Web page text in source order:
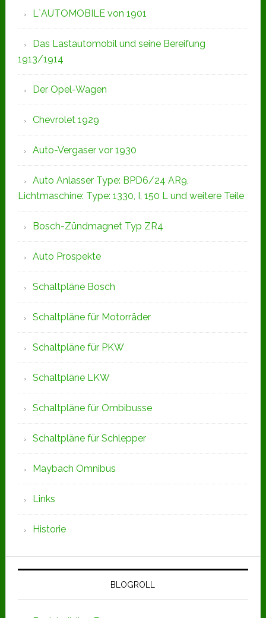
L`AUTOMOBILE von 1901
Das Lastautomobil und seine Bereifung
1913/1914
Der Opel-Wagen
Chevrolet 1929
Auto-Vergaser vor 1930
Auto Anlasser Type: BPD6/24 AR9,
Lichtmaschine: Type: 1330, I, 150 L und weitere Teile
Bosch-Zündmagnet Typ ZR4
Auto Prospekte
Schaltpläne Bosch
Schaltpläne für Motorräder
Schaltpläne für PKW
Schaltpläne LKW
Schaltpläne für Ombibusse
Schaltpläne für Schlepper
Maybach Omnibus
Links
Historie
BLOGROLL